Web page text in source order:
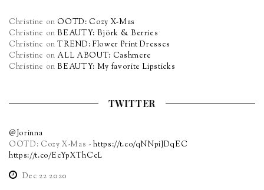
Christine on OOTD: Cozy X-Mas
Christine on BEAUTY: Björk & Berries
Christine onTREND: Flower Print Dresses
Christine on ALL ABOUT: Cashmere
Christine on BEAUTY: My favorite Lipsticks
TWITTER
@Jorinna
OOTD: Cozy X-Mas -https://t.co/qNNpiJDqEC
https://t.co/EcYpXThCcL
Dec 22 2020